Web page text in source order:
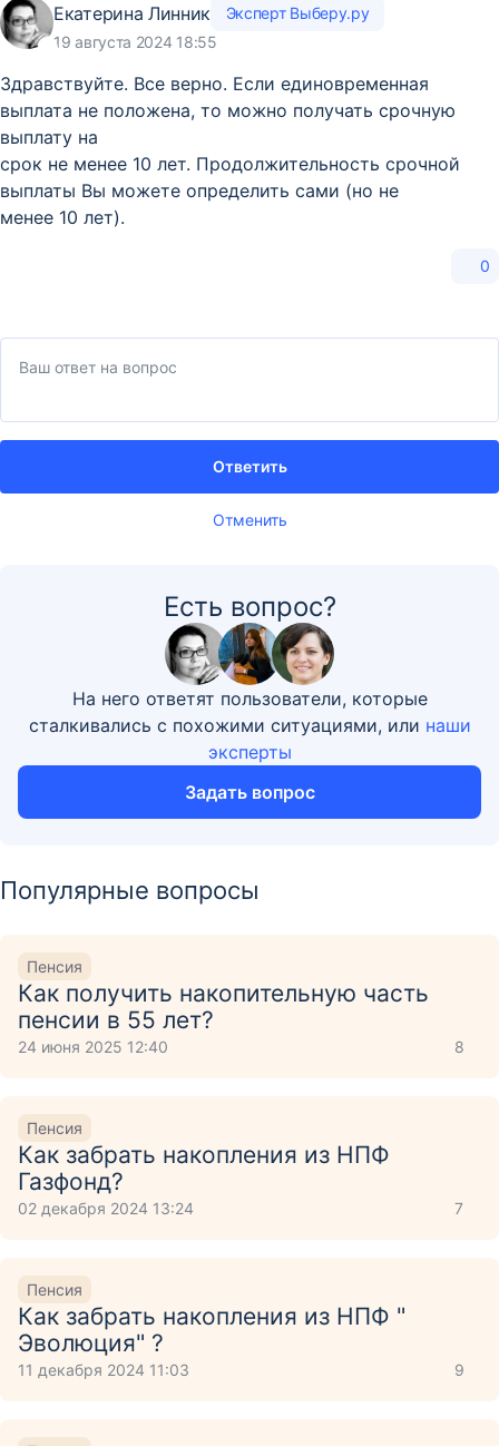
Екатерина Линник
Эксперт Выберу.ру
19 августа 2024 18:55
Здравствуйте. Все верно. Если единовременная
выплата не положена, то можно получать срочную
выплату на
срок не менее 10 лет. Продолжительность срочной
выплаты Вы можете определить сами (но не
менее 10 лет).
0
Отменить
Ответить
Есть вопрос?
На него ответят пользователи, которые
сталкивались с похожими ситуациями, или наши
эксперты
Задать вопрос
Популярные вопросы
Пенсия
Как получить накопительную часть
пенсии в 55 лет?
24 июня 2025 12:40 8
Пенсия
Как забрать накопления из НПФ
Газфонд?
02 декабря 2024 13:24 7
Пенсия
Как забрать накопления из НПФ "
Эволюция" ?
11 декабря 2024 11:03 9